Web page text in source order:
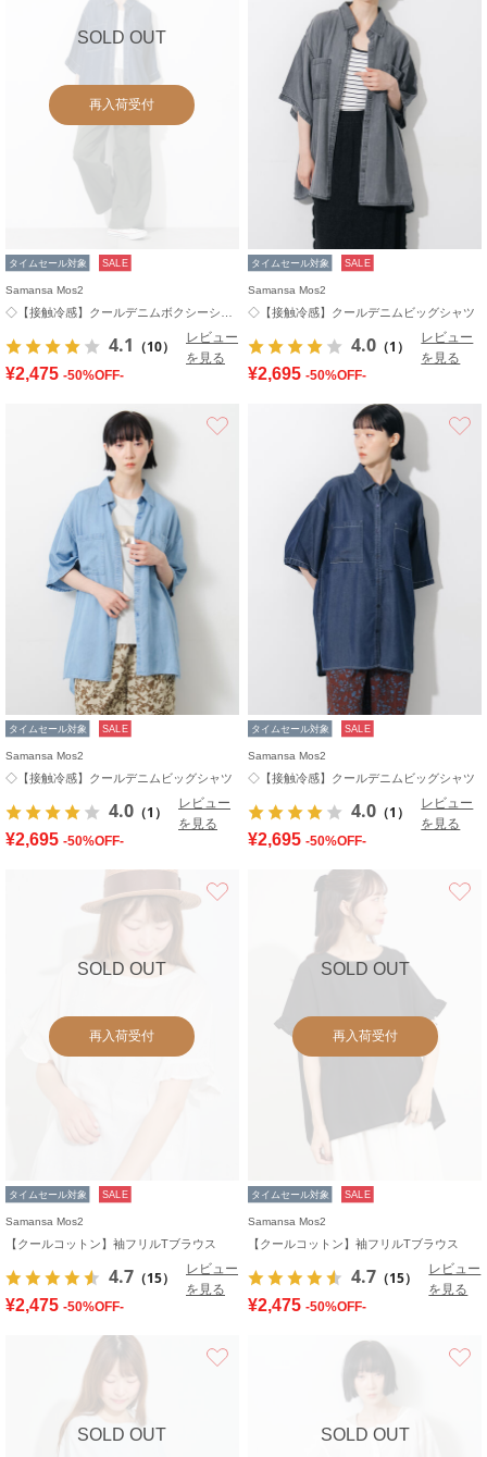
SOLD OUT
再入荷受付
タイムセール対象 SALE
Samansa Mos2
4.1 （10）
レビュー
を見る
¥2,475 -50%OFF-
タイムセール対象 SALE
Samansa Mos2
◇【接触冷感】クールデニムビッグシャツ
4.0 （1）
レビュー
を見る
¥2,695 -50%OFF-
タイムセール対象 SALE
Samansa Mos2
◇【接触冷感】クールデニムビッグシャツ
4.0 （1）
レビュー
を見る
¥2,695 -50%OFF-
タイムセール対象 SALE
Samansa Mos2
◇【接触冷感】クールデニムビッグシャツ
4.0 （1）
レビュー
を見る
¥2,695 -50%OFF-
SOLD OUT
再入荷受付
タイムセール対象 SALE
Samansa Mos2
【クールコットン】袖フリルTブラウス
4.7 （15）
レビュー
を見る
¥2,475 -50%OFF-
SOLD OUT
再入荷受付
タイムセール対象 SALE
Samansa Mos2
【クールコットン】袖フリルTブラウス
4.7 （15）
レビュー
を見る
¥2,475 -50%OFF-
SOLD OUT SOLD OUT